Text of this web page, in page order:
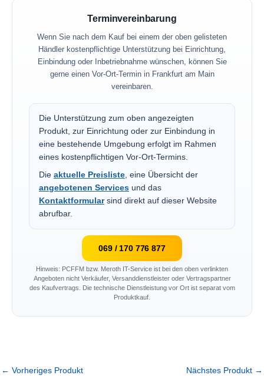
Terminvereinbarung
Wenn Sie nach dem Kauf bei einem der oben gelisteten
Händler kostenpflichtige Unterstützung bei Einrichtung,
Einbindung oder Inbetriebnahme wünschen, können Sie
gerne einen Vor-Ort-Termin in Frankfurt am Main
vereinbaren.
Die Unterstützung zum oben angezeigten
Produkt, zur Einrichtung oder zur Einbindung in
eine bestehende Umgebung erfolgt im Rahmen
eines kostenpflichtigen Vor-Ort-Termins.
Die aktuelle Preisliste , eine Übersicht der
angebotenen Services und das
Kontaktformularsind direkt auf dieser Website
abrufbar.
069 / 170 776 877
Hinweis: PCFFM bzw. Meroth IT-Service ist bei den oben verlinkten
Angeboten nicht Verkäufer, Versanddienstleister oder Vertragspartner
des Kaufvertrags. Die technische Dienstleistung vor Ort ist separat vom
Produktkauf.
← Vorheriges Produkt Nächstes Produkt →